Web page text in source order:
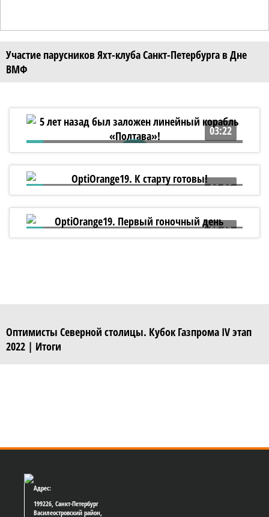
Участие парусников Яхт-клуба Санкт-Петербурга в Дне
ВМФ
03:22
5 лет назад был заложен линейный
корабль «Полтава»!
06:06
OptiOrange19. К старту готовы!
05:13
OptiOrange19. Первый гоночный день
Оптимисты Северной столицы. Кубок Газпрома IV этап
2022 | Итоги
Адрес:
199226, Санкт-Петербург
Василеостровский район,